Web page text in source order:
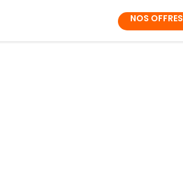
NOS OFFRES